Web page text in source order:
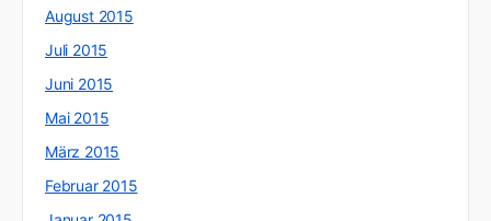
August 2015
Juli 2015
Juni 2015
Mai 2015
März 2015
Februar 2015